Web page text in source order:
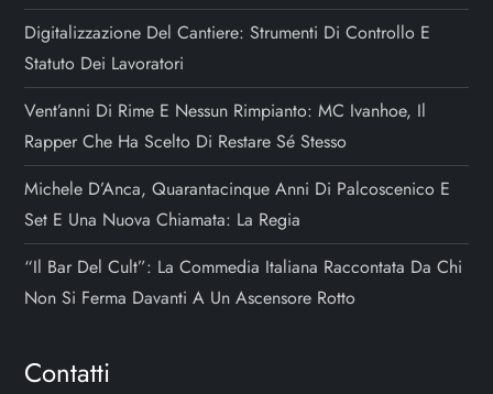
Digitalizzazione Del Cantiere: Strumenti Di Controllo E
Statuto Dei Lavoratori
Vent’anni Di Rime E Nessun Rimpianto: MC Ivanhoe, Il
Rapper Che Ha Scelto Di Restare Sé Stesso
Michele D’Anca, Quarantacinque Anni Di Palcoscenico E
Set E Una Nuova Chiamata: La Regia
“Il Bar Del Cult”: La Commedia Italiana Raccontata Da Chi
Non Si Ferma Davanti A Un Ascensore Rotto
Contatti